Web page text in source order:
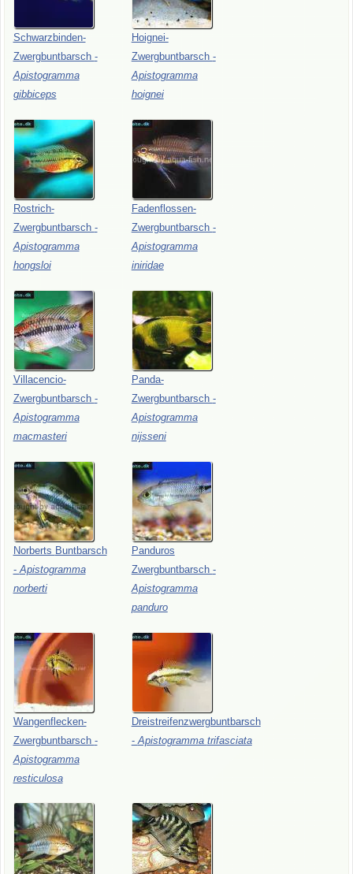
Schwarzbinden-
Zwergbuntbarsch -
Apistogramma
gibbiceps
Hoignei-
Zwergbuntbarsch -
Apistogramma
hoignei
Rostrich-
Zwergbuntbarsch -
Apistogramma
hongsloi
Fadenflossen-
Zwergbuntbarsch -
Apistogramma
iniridae
Villacencio-
Zwergbuntbarsch -
Apistogramma
macmasteri
Panda-
Zwergbuntbarsch -
Apistogramma
nijsseni
Norberts Buntbarsch
- Apistogramma
norberti
Panduros
Zwergbuntbarsch -
Apistogramma
panduro
Wangenflecken-
Zwergbuntbarsch -
Apistogramma
resticulosa
Dreistreifenzwergbuntbarsch
- Apistogramma trifasciata